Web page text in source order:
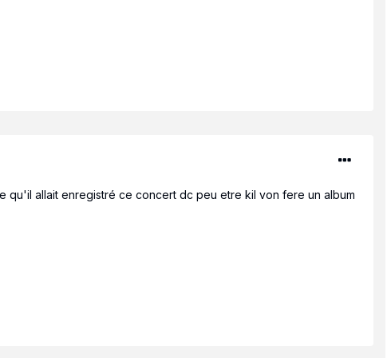
qu'il allait enregistré ce concert dc peu etre kil von fere un album